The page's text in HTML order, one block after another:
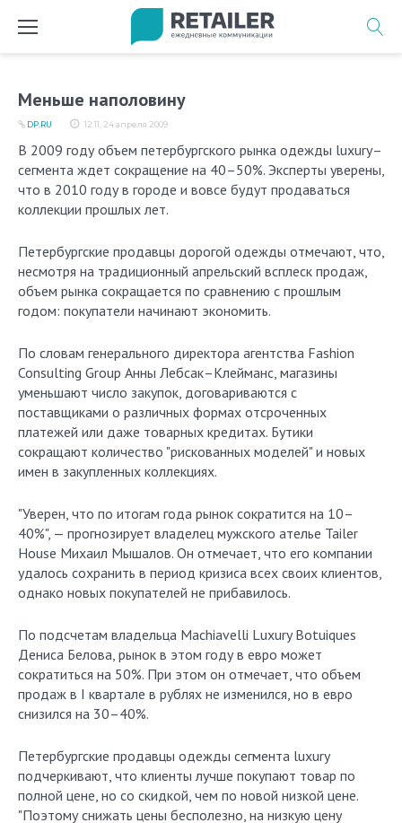
Меньше наполовину
12:11, 24 апреля 2009
DP.RU
В 2009 году объем петербургского рынка одежды luxury–
сегмента ждет сокращение на 40–50%. Эксперты уверены,
что в 2010 году в городе и вовсе будут продаваться
коллекции прошлых лет.
Петербургские продавцы дорогой одежды отмечают, что,
несмотря на традиционный апрельский всплеск продаж,
объем рынка сокращается по сравнению с прош­лым
годом: покупатели начинают экономить.
По словам генерального директора агентства Fashion
Consulting Group Анны Лебсак–Клейманс, магазины
уменьшают число закупок, договариваются с
поставщиками о различных формах отсроченных
платежей или даже товарных кредитах. Бутики
сокращают количество "рискованных моделей" и новых
имен в закупленных коллекциях.
"Уверен, что по итогам года рынок сократится на 10–
40%", — прогнозирует владелец мужского ателье Tailer
House Михаил Мышалов. Он отмечает, что его компании
удалось сохранить в период кризиса всех своих клиентов,
однако новых покупателей не прибавилось.
По подсчетам владельца Machiavelli Luxury Botuiques
Дениса Белова, рынок в этом году в евро может
сократиться на 50%. При этом он отмечает, что объем
продаж в I квартале в рублях не изменился, но в евро
снизился на 30–40%.
Петербургские продавцы одежды сегмента luxury
подчеркивают, что клиенты лучше покупают товар по
полной цене, но со скидкой, чем по новой низкой цене.
"Поэтому снижать цены бесполезно, на низкую цену